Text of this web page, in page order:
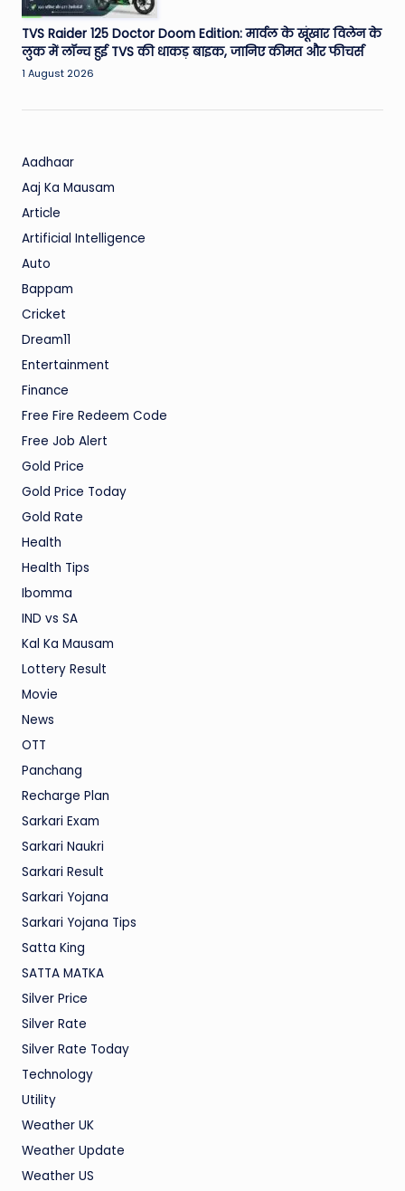
TVS Raider 125 Doctor Doom Edition: मार्वल के खूंखार विलेन के
लुक में लॉन्च हुई TVS की धाकड़ बाइक, जानिए कीमत और फीचर्स
1 August 2026
Aadhaar
Aaj Ka Mausam
Article
Artificial Intelligence
Auto
Bappam
Cricket
Dream11
Entertainment
Finance
Free Fire Redeem Code
Free Job Alert
Gold Price
Gold Price Today
Gold Rate
Health
Health Tips
Ibomma
IND vs SA
Kal Ka Mausam
Lottery Result
Movie
News
OTT
Panchang
Recharge Plan
Sarkari Exam
Sarkari Naukri
Sarkari Result
Sarkari Yojana
Sarkari Yojana Tips
Satta King
SATTA MATKA
Silver Price
Silver Rate
Silver Rate Today
Technology
Utility
Weather UK
Weather Update
Weather US